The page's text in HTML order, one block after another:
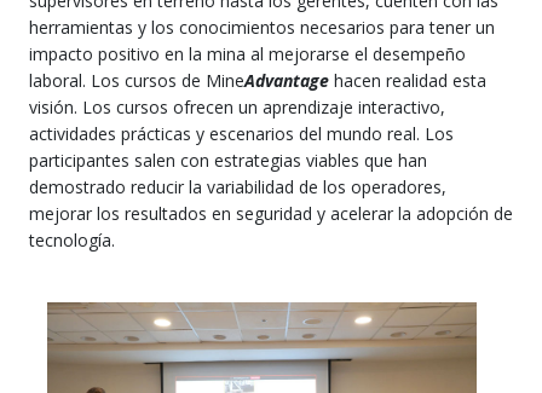
herramientas y los conocimientos necesarios para tener un
impacto positivo en la mina al mejorarse el desempeño
laboral. Los cursos de MineAdvantage hacen realidad esta
visión. Los cursos ofrecen un aprendizaje interactivo,
actividades prácticas y escenarios del mundo real. Los
participantes salen con estrategias viables que han
demostrado reducir la variabilidad de los operadores,
mejorar los resultados en seguridad y acelerar la adopción de
tecnología.